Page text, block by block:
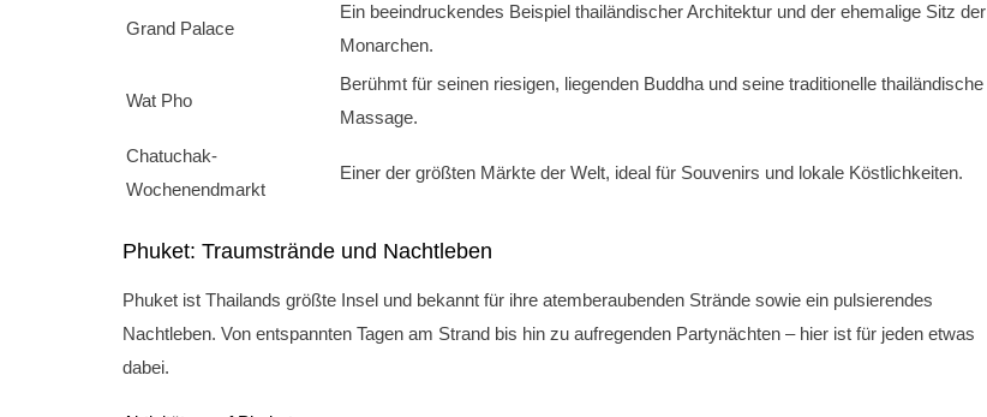
Grand Palace
Ein beeindruckendes Beispiel thailändischer Architektur und der ehemalige Sitz der
Monarchen.
Wat Pho
Berühmt für seinen riesigen, liegenden Buddha und seine traditionelle thailändische
Massage.
Chatuchak-
Wochenendmarkt
Einer der größten Märkte der Welt, ideal für Souvenirs und lokale Köstlichkeiten.
Phuket: Traumstrände und Nachtleben
Phuket ist Thailands größte Insel und bekannt für ihre atemberaubenden Strände sowie ein pulsierendes
Nachtleben. Von entspannten Tagen am Strand bis hin zu aufregenden Partynächten – hier ist für jeden etwas
dabei.